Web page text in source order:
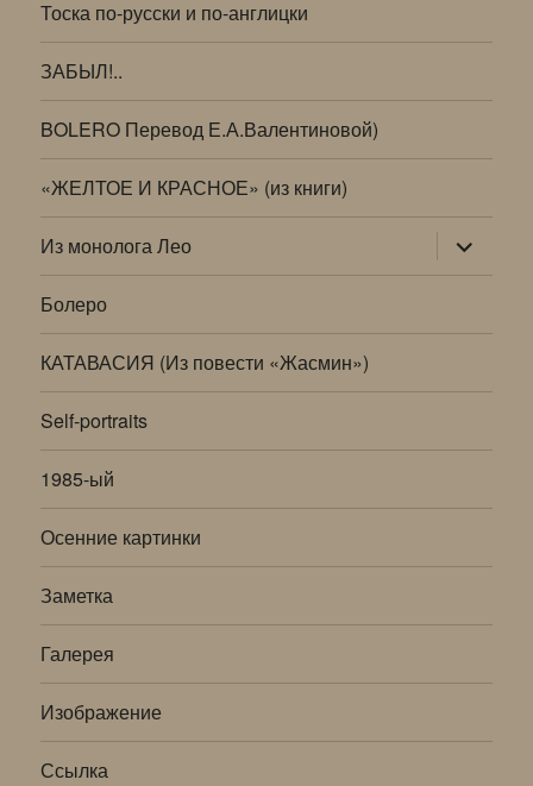
Тоска по-русски и по-англицки
ЗАБЫЛ!..
BOLERO Перевод Е.А.Валентиновой)
«ЖЕЛТОЕ И КРАСНОЕ» (из книги)
Из монолога Лео раскрыть
дочернее
меню
Болеро
КАТАВАСИЯ (Из повести «Жасмин»)
Self-portraits
1985-ый
Осенние картинки
Заметка
Галерея
Изображение
Ссылка